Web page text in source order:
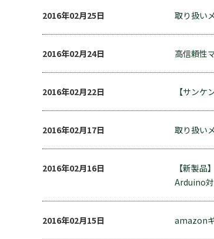
2016年02月25日 取り扱い
2016年02月24日 高信頼性
2016年02月22日 【サン
2016年02月17日 取り扱い
2016年02月16日
【新製
Arduino
2016年02月15日 amazon